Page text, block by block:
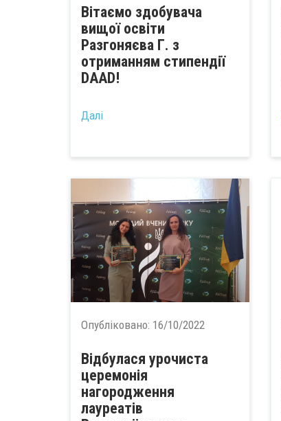
Вітаємо здобувача
вищої освіти
Разгоняєва Г. з
отриманням стипендії
DAAD!
Далі
Опубліковано: 16/10/2022
Відбулася урочиста
церемонія
нагородження
лауреатів